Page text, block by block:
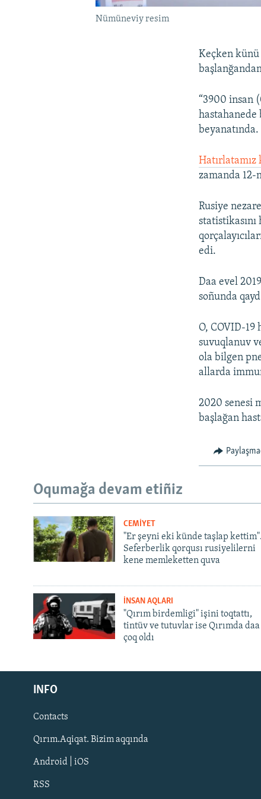
Русский
Українською
QOŞULIÑIZ!
Nümüneviy resim
Keçken künü
“3900 insan
hastahanede
beyanatında.
Hatırlatamız
zamanda 12-
Rusiye
edi.
Daa evel
soñunda
O, COVID-19
suvuqlanuv
ola bilgen
allarda
2020 senesi
başlağan
Oqumağa devam etiñiz
CEMİYET
"Er şeyni eki künde taşlap kettim".
Seferberlik qorqusı rusiyelilerni
kene memleketten quva
İNSAN AQLARI
"Qırım birdemligi" işini toqtattı,
tintüv ve tutuvlar ise Qırımda daa
çoq oldı
INFO
Contacts
Qırım.Aqiqat. Bizim aqqında
Android | iOS
RSS